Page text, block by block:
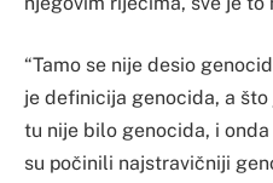
“Tamo se nije desio
je definicija genocida, a
tu nije bilo genocida, i
su počinili najstravičniji